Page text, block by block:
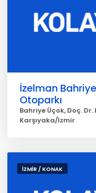
İzelman
Otoparkı
Bahriye Üçok, Doç.
Karşıyaka/İzmir
İZMİR / KONAK